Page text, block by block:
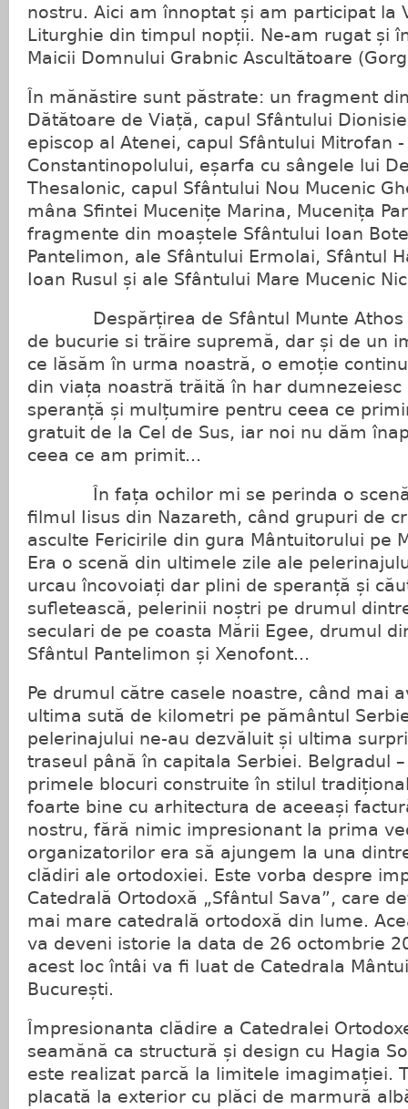
nostru. Aici am înnoptat și am participat la
Liturghie din timpul nopții. Ne-am rugat și
Maicii Domnului Grabnic Ascultătoare
În mănăstire sunt păstrate: un fragment
Dătătoare de Viață, capul Sfântului
episcop al Atenei, capul Sfântului Mitrofan
Constantinopolului, eșarfa cu sângele lui
Thesalonic, capul Sfântului Nou Mucenic
mâna Sfintei Mucenițe Marina, Mucenița
fragmente din moaștele Sfântului Ioan
Pantelimon, ale Sfântului Ermolai, Sfântul
Ioan Rusul și ale Sfântului Mare Mucenic
Despărțirea de Sfântul Munte Athos
de bucurie si trăire supremă, dar și de un
ce lăsăm în urma noastră, o emoție
din viața noastră trăită în har dumnezeiesc
speranță și mulțumire pentru ceea ce
gratuit de la Cel de Sus, iar noi nu dăm
ceea ce am primit...
În fața ochilor mi se perinda o scenă
filmul Iisus din Nazareth, când grupuri de
asculte Fericirile din gura Mântuitorului pe
Era o scenă din ultimele zile ale
urcau încovoiați dar plini de speranță și
sufletească, pelerinii noștri pe drumul
seculari de pe coasta Mării Egee, drumul
Sfântul Pantelimon și Xenofont...
Pe drumul către casele noastre, când mai
ultima sută de kilometri pe pământul
pelerinajului ne-au dezvăluit și ultima
traseul până în capitala Serbiei. Belgradul
primele blocuri construite în stilul
foarte bine cu arhitectura de aceeași
nostru, fără nimic impresionant la prima
organizatorilor era să ajungem la una
clădiri ale ortodoxiei. Este vorba despre
Catedrală Ortodoxă „Sfântul Sava”, care
mai mare catedrală ortodoxă din lume.
va deveni istorie la data de 26 octombrie
acest loc întâi va fi luat de Catedrala
București.
Împresionanta clădire a Catedralei
seamănă ca structură și design cu Hagia
este realizat parcă la limitele imagimației.
placată la exterior cu plăci de marmură